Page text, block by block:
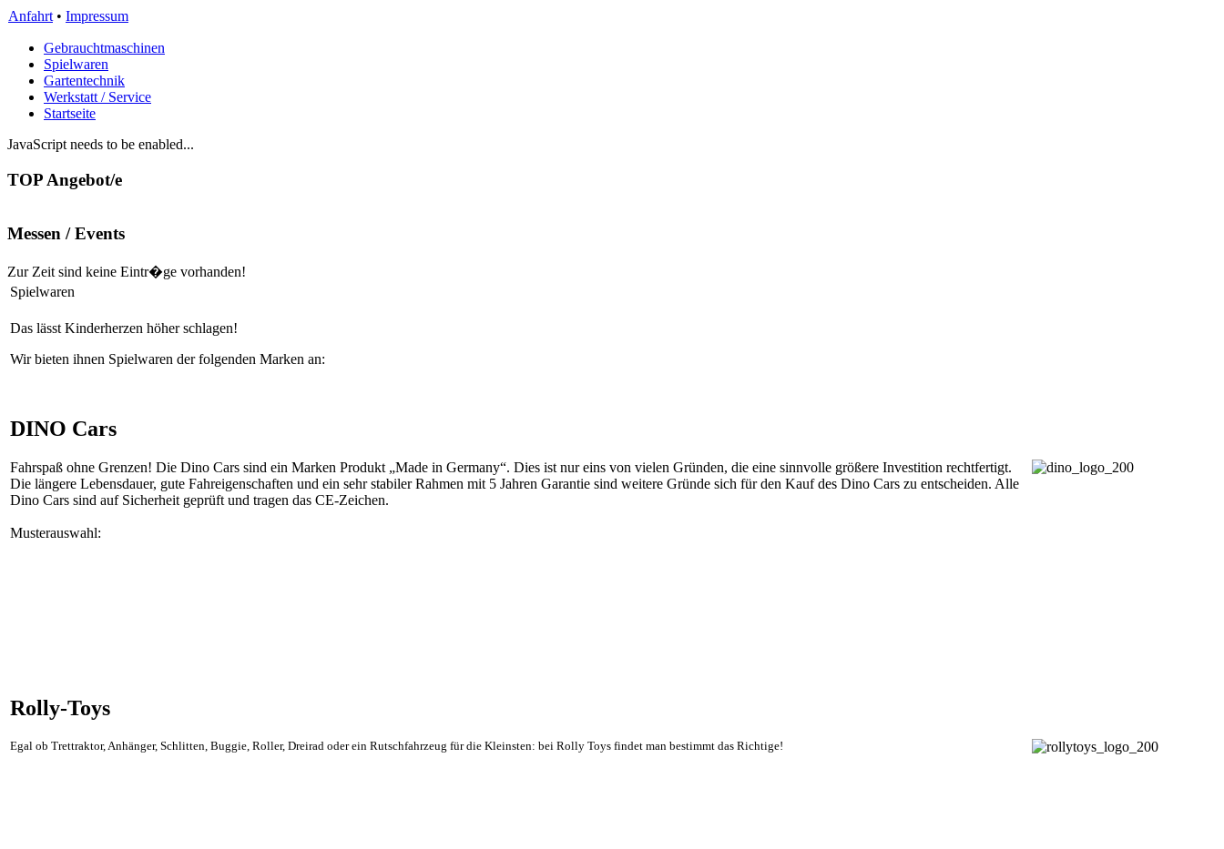
Anfahrt • Impressum
Gebrauchtmaschinen
Spielwaren
Gartentechnik
Werkstatt / Service
Startseite
JavaScript needs to be enabled...
TOP Angebot/e
Messen / Events
Zur Zeit sind keine Eintr�ge vorhanden!
Spielwaren
Das lässt Kinderherzen höher schlagen!
Wir bieten ihnen Spielwaren der folgenden Marken an:
DINO Cars
Fahrspaß ohne Grenzen! Die Dino Cars sind ein Marken Produkt „Made in Germany“. Dies ist nur eins von vielen Gründen, die eine sinnvolle größere Investition rechtfertigt.
Die längere Lebensdauer, gute Fahreigenschaften und ein sehr stabiler Rahmen mit 5 Jahren Garantie sind weitere Gründe sich für den Kauf des Dino Cars zu entscheiden. Alle
Dino Cars sind auf Sicherheit geprüft und tragen das CE-Zeichen.
Musterauswahl:
Rolly-Toys
Egal ob Trettraktor, Anhänger, Schlitten, Buggie, Roller, Dreirad oder ein Rutschfahrzeug für die Kleinsten: bei Rolly Toys findet man bestimmt das Richtige!